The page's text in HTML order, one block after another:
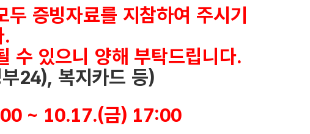
증빙자료를 지참하여 주시기
.
수 있으니 양해 부탁드립니다.
24), 복지카드 등)
~ 10.17.(금) 17:00